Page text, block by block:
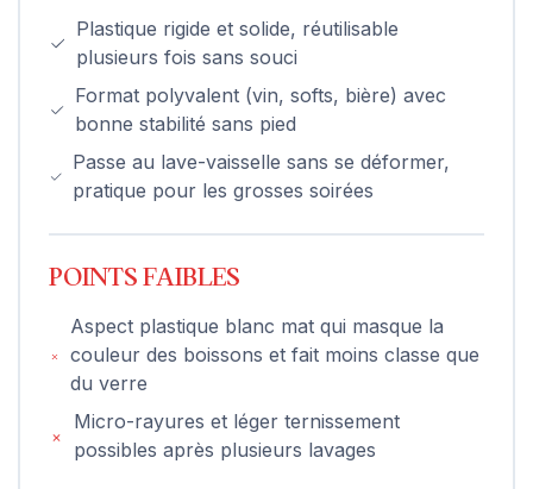
Plastique rigide et solide, réutilisable
plusieurs fois sans souci
Format polyvalent (vin, softs, bière) avec
bonne stabilité sans pied
Passe au lave-vaisselle sans se déformer,
pratique pour les grosses soirées
POINTS FAIBLES
Aspect plastique blanc mat qui masque la
couleur des boissons et fait moins classe que
du verre
Micro-rayures et léger ternissement
possibles après plusieurs lavages